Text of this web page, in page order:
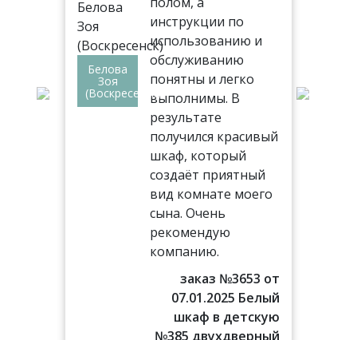
Белова
Зоя
(Воскресенск)
инструкции по
использованию и
обслуживанию
понятны и легко
выполнимы. В
результате
получился красивый
шкаф, который
создаёт приятный
вид комнате моего
сына. Очень
рекомендую
компанию.
заказ №3653 от
07.01.2025 Белый
шкаф в детскую
№385 двухдверный